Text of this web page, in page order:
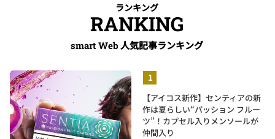
ランキング
RANKING
smart Web 人気記事ランキング
【アイコス新作】センティアの新
作は夏らしい“パッション フルー
ツ”！カプセル入りメンソールが
仲間入り